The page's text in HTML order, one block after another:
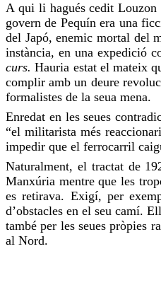
A qui li hagués cedit Louzon
govern de Pequín era una
del Japó, enemic mortal del
instància, en una expedició
curs.Hauria estat el mateix
complir amb un deure
formalistes de la seua mena.
Enredat en les seues
“el militarista més
impedir que el ferrocarril
Naturalment, el tractat de
Manxúria mentre que les
es retirava. Exigí, per
d’obstacles en el seu camí.
també per les seues pròpies
al Nord.